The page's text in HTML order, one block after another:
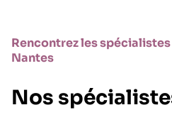
Rencontrez les spécialistes
Nantes
Nos